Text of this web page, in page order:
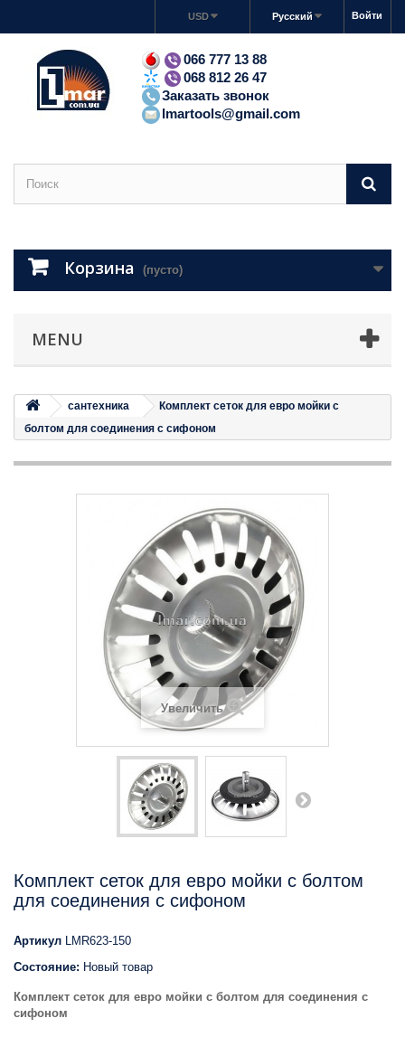
Войти
Русский
USD
066 777 13 88
068 812 26 47
Заказать звонок
lmartools@gmail.com
Корзина (пусто)
MENU
сантехника
Комплект сеток для евро мойки с
болтом для соединения с сифоном
Увеличить
Комплект сеток для евро мойки с болтом
для соединения с сифоном
Артикул LMR623-150
Состояние: Новый товар
Комплект сеток для евро мойки с болтом для соединения с
сифоном